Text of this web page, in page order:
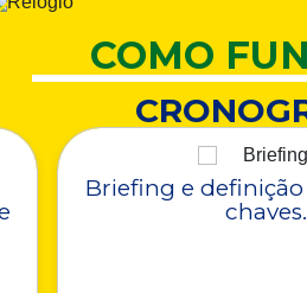
COMO
Briefing e definição
chaves.